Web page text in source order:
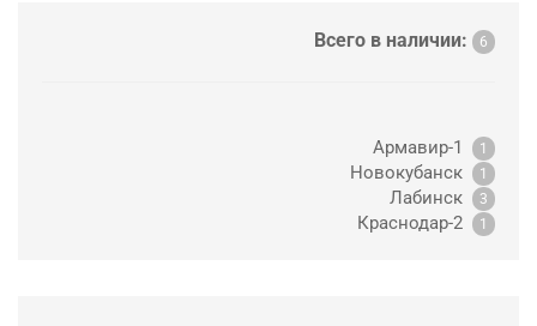
Всего в наличии: 6
Армавир-1 1
Новокубанск 1
Лабинск 3
Краснодар-2 1